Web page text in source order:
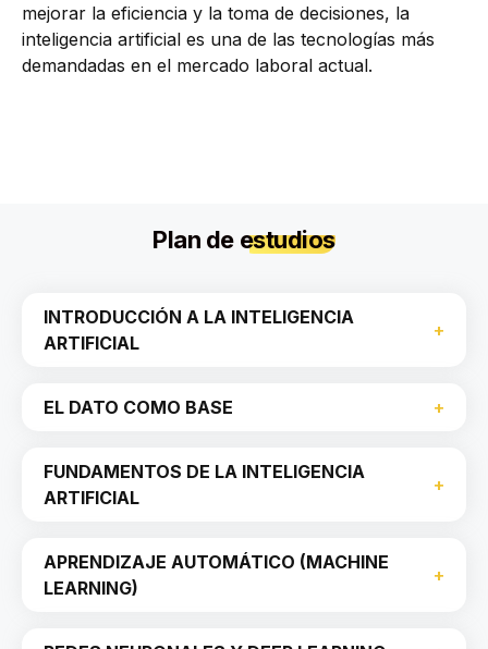
mejorar la eficiencia y la toma de decisiones, la
inteligencia artificial es una de las tecnologías más
demandadas en el mercado laboral actual.
Plan de estudios
INTRODUCCIÓN A LA INTELIGENCIA
ARTIFICIAL
EL DATO COMO BASE
FUNDAMENTOS DE LA INTELIGENCIA
ARTIFICIAL
APRENDIZAJE AUTOMÁTICO (MACHINE
LEARNING)